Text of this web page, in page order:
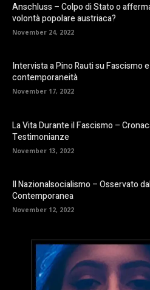
Anschluss – Colpo di Stato o
volontà popolare austriaca?
November 24, 2022
Intervista a Pino Rauti su Fascismo e
contemporaneità
November 17, 2022
La Vita Durante il Fascismo –
Testimonianze
November 13, 2022
Il Nazionalsocialismo – Osservato
Contemporanea
November 12, 2022